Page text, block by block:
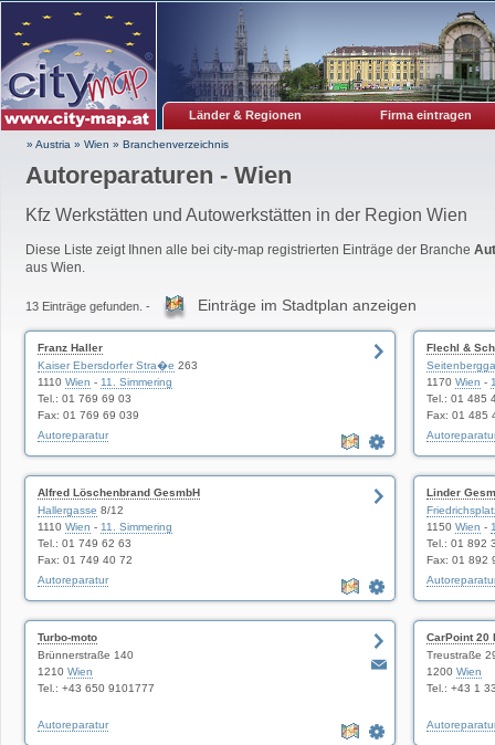
Länder & Regionen Firma eintragen
» Austria » Wien » Branchenverzeichnis
Autoreparaturen - Wien
Kfz Werkstätten und Autowerkstätten in der Region Wien
Diese Liste zeigt Ihnen alle bei city-map registrierten Einträge der Branche
aus Wien.
13 Einträge gefunden. - Einträge im Stadtplan anzeigen
Franz Haller
Kaiser Ebersdorfer Stra�e 263
1110 Wien - 11. Simmering
Tel.: 01 769 69 03
Fax: 01 769 69 039
Autoreparatur
Flechl &
1170 Wien -
Tel.: 01 485
Fax: 01 485
Alfred Löschenbrand GesmbH
Hallergasse 8/12
1110 Wien - 11. Simmering
Tel.: 01 749 62 63
Fax: 01 749 40 72
Autoreparatur
Linder
1150 Wien -
Tel.: 01 892
Fax: 01 892
Turbo-moto
Brünnerstraße 140
1210 Wien
Tel.: +43 650 9101777
Autoreparatur
CarPoint 20
Treustraße
1200 Wien
Tel.: +43 1